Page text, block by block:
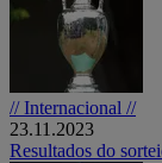
// Internacional //
23.11.2023
Resultados do